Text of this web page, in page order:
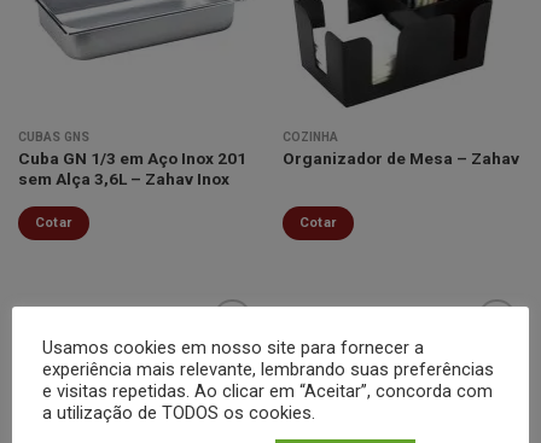
lista de
desejos
CUBAS GNS
Cuba GN 1/3 em Aço Inox 201
sem Alça 3,6L – Zahav Inox
Cotar
lista de
desejos
COZINHA
Organizador de Mesa – Zahav
Cotar
Minha
lista de
Minha
Usamos cookies em nosso site para fornecer a
experiência mais relevante, lembrando suas preferências
e visitas repetidas. Ao clicar em “Aceitar”, concorda com
a utilização de TODOS os cookies.